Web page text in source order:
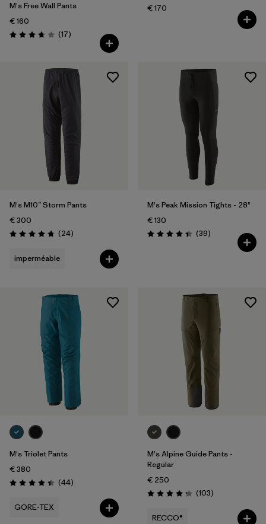
M's Free Wall Pants
€ 160
Évaluation: 3.8 / 5
(17Avis
)
€ 170
M's M10™ Storm Pants
€ 300
Évaluation: 4.7 / 5
(24Avis
)
imperméable
M's Peak Mission Tights - 28"
€ 130
Évaluation: 4.4 / 5
(39Avis
)
M's Triolet Pants
€ 380
Évaluation: 4.4 / 5
(44Avis
)
GORE-TEX
M's Alpine Guide Pants -
Regular
€ 250
Évaluation: 4.2 / 5
(103Avis
)
RECCO®